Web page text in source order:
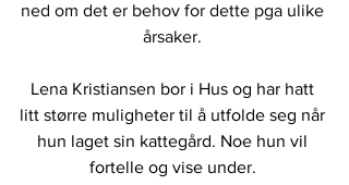
ned om det er behov for dette pga ulike
årsaker.
Lena Kristiansen bor i Hus og har hatt
litt større muligheter til å utfolde seg når
hun laget sin kattegård. Noe hun vil
fortelle og vise under.